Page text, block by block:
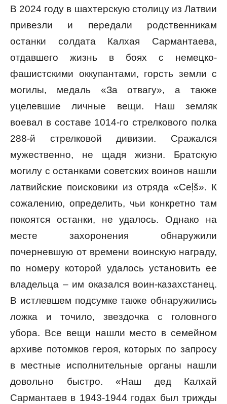
В 2024 году в шахтерскую столицу из Латвии
привезли и передали родственникам
останки солдата Калхая Сармантаева,
отдавшего жизнь в боях с немецко-
фашистскими оккупантами, горсть земли с
могилы, медаль «За отвагу», а также
уцелевшие личные вещи. Наш земляк
воевал в составе 1014-го стрелкового полка
288-й стрелковой дивизии. Сражался
мужественно, не щадя жизни. Братскую
могилу с останками советских воинов нашли
латвийские поисковики из отряда «Ceļš». К
сожалению, определить, чьи конкретно там
покоятся останки, не удалось. Однако на
месте захоронения обнаружили
почерневшую от времени воинскую награду,
по номеру которой удалось установить ее
владельца – им оказался воин-казахстанец.
В истлевшем подсумке также обнаружились
ложка и точило, звездочка с головного
убора. Все вещи нашли место в семейном
архиве потомков героя, которых по запросу
в местные исполнительные органы нашли
довольно быстро. «Наш дед Калхай
Сармантаев в 1943-1944 годах был трижды